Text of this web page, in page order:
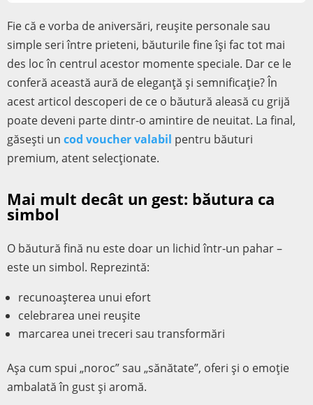
Fie că e vorba de aniversări, reușite personale sau
simple seri între prieteni, băuturile fine își fac tot mai
des loc în centrul acestor momente speciale. Dar ce le
conferă această aură de eleganță și semnificație? În
acest articol descoperi de ce o băutură aleasă cu grijă
poate deveni parte dintr-o amintire de neuitat. La final,
găsești un cod voucher valabil pentru băuturi
premium, atent selecționate.
Mai mult decât un gest: băutura ca
simbol
O băutură fină nu este doar un lichid într-un pahar –
este un simbol. Reprezintă:
recunoașterea unui efort
celebrarea unei reușite
marcarea unei treceri sau transformări
Așa cum spui „noroc” sau „sănătate”, oferi și o emoție
ambalată în gust și aromă.